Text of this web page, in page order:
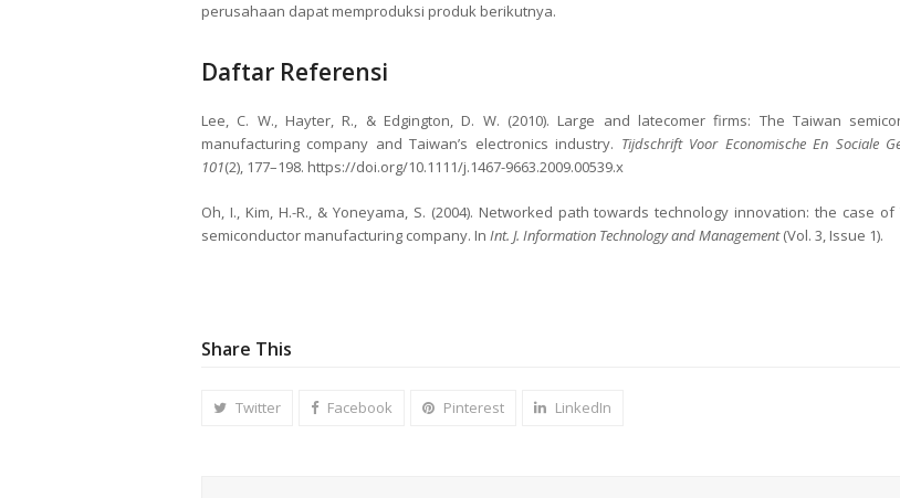
perusahaan dapat memproduksi produk berikutnya.
Daftar Referensi
Lee, C. W., Hayter, R., & Edgington, D. W. (2010). Large and latecomer firms: The Taiwan
manufacturing company and Taiwan’s electronics industry. Tijdschrift Voor Economische En Sociale
101(2), 177–198. https://doi.org/10.1111/j.1467-9663.2009.00539.x
Oh, I., Kim, H.-R., & Yoneyama, S. (2004). Networked path towards technology innovation: the case of
semiconductor manufacturing company. In Int. J. Information Technology and Management(Vol. 3, Issue 1).
Share This
Twitter Facebook Pinterest LinkedIn